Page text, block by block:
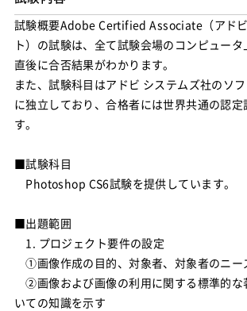
試験概要Adobe Certified Associate（アド
ト）の試験は、全て試験会場のコンピュー
直後に合否結果がわかります。
また、試験科目はアドビ システムズ社のソ
に独立しており、合格者には世界共通の認定
す。
■試験科目
Photoshop CS6試験を提供しています。
■出題範囲
1. プロジェクト要件の設定
①画像作成の目的、対象者、対象者のニー
②画像および画像の利用に関する標準的な
いての知識を示す